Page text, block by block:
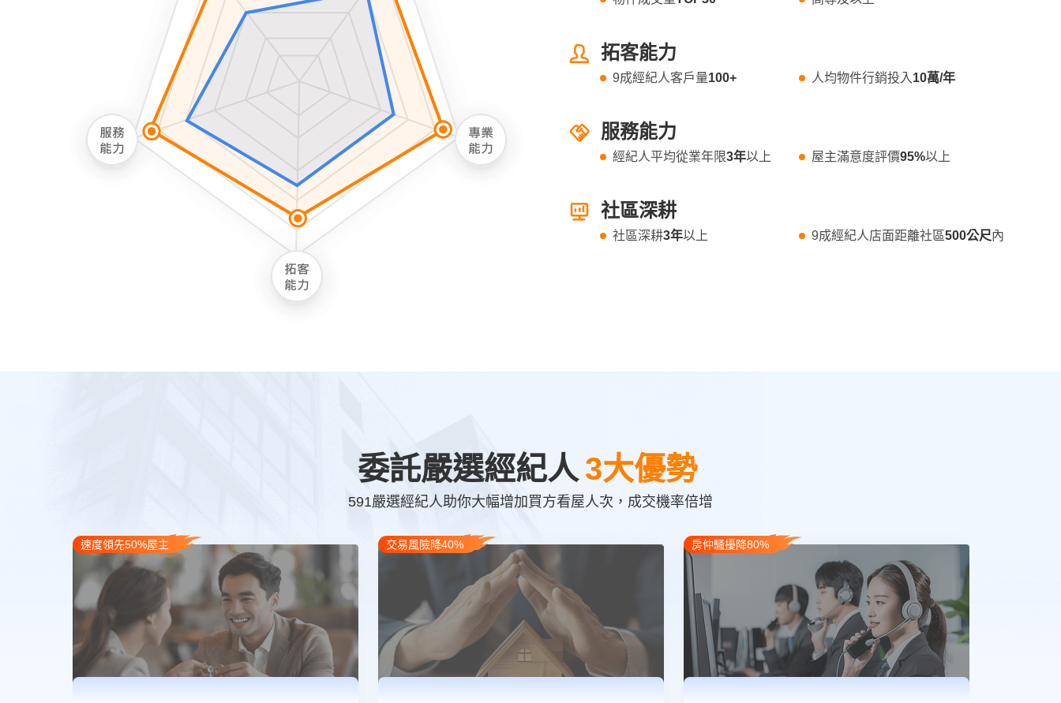
拓客能力
9成經紀人客戶量100+ 人均物件行銷投入 10萬/年
服務能力
經紀人平均從業年限3年以上 屋主滿意度評價95%以上
社區深耕
社區深耕3年以上 9成經紀人店面距離社區500公尺內
委託嚴選經紀人 3大優勢
591嚴選經紀人助你大幅增加買方看屋人次，成交機率倍增
速度領先50%屋主 交易風險降40% 房仲騷擾降80%